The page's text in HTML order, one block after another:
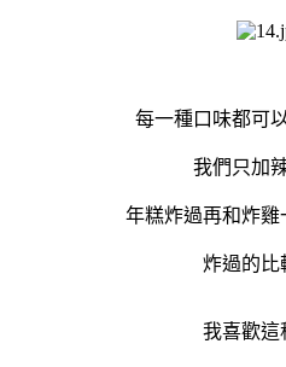
每一種口味都可
我們只加
年糕炸過再和炸
炸過的比
我喜歡這